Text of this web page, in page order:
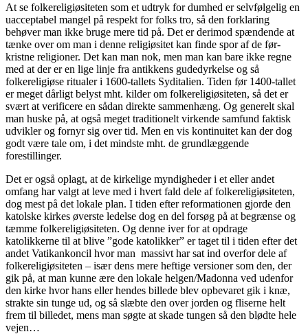
At se folkereligiøsiteten som et udtryk for dumhed er selvfølgelig en
uacceptabel mangel på respekt for folks tro, så den forklaring
behøver man ikke bruge mere tid på. Det er derimod spændende at
tænke over om man i denne religiøsitet kan finde spor af de før-
kristne religioner. Det kan man nok, men man kan bare ikke regne
med at der er en lige linje fra antikkens gudedyrkelse og så
folkereligiøse ritualer i 1600-tallets Syditalien. Tiden før 1400-tallet
er meget dårligt belyst mht. kilder om folkereligiøsiteten, så det er
svært at verificere en sådan direkte sammenhæng. Og generelt skal
man huske på, at også meget traditionelt virkende samfund faktisk
udvikler og fornyr sig over tid. Men en vis kontinuitet kan der dog
godt være tale om, i det mindste mht. de grundlæggende
forestillinger.
Det er også oplagt, at de kirkelige myndigheder i et eller andet
omfang har valgt at leve med i hvert fald dele af folkereligiøsiteten,
dog mest på det lokale plan. I tiden efter reformationen gjorde den
katolske kirkes øverste ledelse dog en del forsøg på at begrænse og
tæmme folkereligiøsiteten. Og denne iver for at opdrage
katolikkerne til at blive ”gode katolikker” er taget til i tiden efter det
andet Vatikankoncil hvor man massivt har sat ind overfor dele af
folkereligiøsiteten – især dens mere heftige versioner som den, der
gik på, at man kunne ære den lokale helgen/Madonna ved udenfor
den kirke hvor hans eller hendes billede blev opbevaret gik i knæ,
strakte sin tunge ud, og så slæbte den over jorden og fliserne helt
frem til billedet, mens man søgte at skade tungen så den blødte hele
vejen…